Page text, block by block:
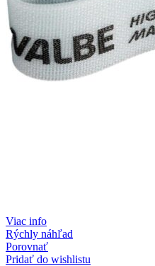
Viac info
Rýchly náhľad
Porovnať
Pridať do wishlistu